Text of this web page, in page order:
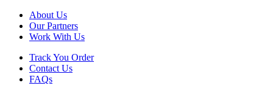
About Us
Our Partners
Work With Us
Track You Order
Contact Us
FAQs